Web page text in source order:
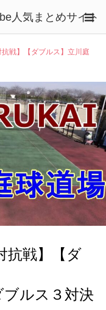
人気まとめサイト
抗戦】【ダブルス】立川庭
抗戦】【ダ
ルス３対決